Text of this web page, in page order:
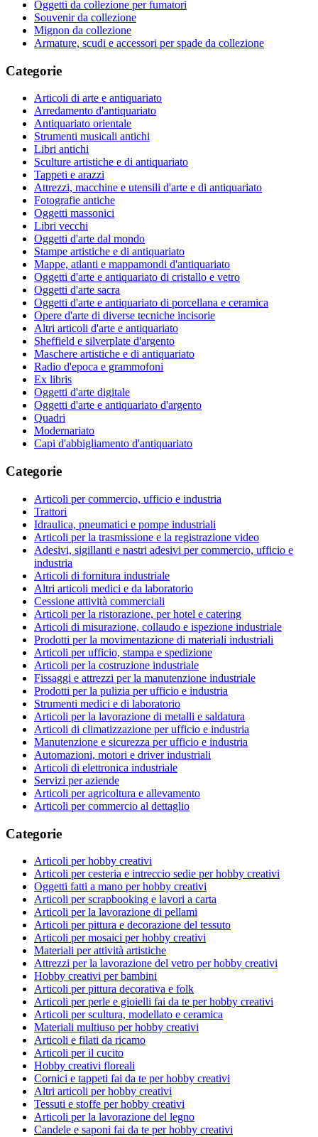
Oggetti da collezione per fumatori
Souvenir da collezione
Mignon da collezione
Armature, scudi e accessori per spade da collezione
Categorie
Articoli di arte e antiquariato
Arredamento d'antiquariato
Antiquariato orientale
Strumenti musicali antichi
Libri antichi
Sculture artistiche e di antiquariato
Tappeti e arazzi
Attrezzi, macchine e utensili d'arte e di antiquariato
Fotografie antiche
Oggetti massonici
Libri vecchi
Oggetti d'arte dal mondo
Stampe artistiche e di antiquariato
Mappe, atlanti e mappamondi d'antiquariato
Oggetti d'arte e antiquariato di cristallo e vetro
Oggetti d'arte sacra
Oggetti d'arte e antiquariato di porcellana e ceramica
Opere d'arte di diverse tecniche incisorie
Altri articoli d'arte e antiquariato
Sheffield e silverplate d'argento
Maschere artistiche e di antiquariato
Radio d'epoca e grammofoni
Ex libris
Oggetti d'arte digitale
Oggetti d'arte e antiquariato d'argento
Quadri
Modernariato
Capi d'abbigliamento d'antiquariato
Categorie
Articoli per commercio, ufficio e industria
Trattori
Idraulica, pneumatici e pompe industriali
Articoli per la trasmissione e la registrazione video
Adesivi, sigillanti e nastri adesivi per commercio, ufficio e
industria
Articoli di fornitura industriale
Altri articoli medici e da laboratorio
Cessione attività commerciali
Articoli per la ristorazione, per hotel e catering
Articoli di misurazione, collaudo e ispezione industriale
Prodotti per la movimentazione di materiali industriali
Articoli per ufficio, stampa e spedizione
Articoli per la costruzione industriale
Fissaggi e attrezzi per la manutenzione industriale
Prodotti per la pulizia per ufficio e industria
Strumenti medici e di laboratorio
Articoli per la lavorazione di metalli e saldatura
Articoli di climatizzazione per ufficio e industria
Manutenzione e sicurezza per ufficio e industria
Automazioni, motori e driver industriali
Articoli di elettronica industriale
Servizi per aziende
Articoli per agricoltura e allevamento
Articoli per commercio al dettaglio
Categorie
Articoli per hobby creativi
Articoli per cesteria e intreccio sedie per hobby creativi
Oggetti fatti a mano per hobby creativi
Articoli per scrapbooking e lavori a carta
Articoli per la lavorazione di pellami
Articoli per pittura e decorazione del tessuto
Articoli per mosaici per hobby creativi
Materiali per attività artistiche
Attrezzi per la lavorazione del vetro per hobby creativi
Hobby creativi per bambini
Articoli per pittura decorativa e folk
Articoli per perle e gioielli fai da te per hobby creativi
Articoli per scultura, modellato e ceramica
Materiali multiuso per hobby creativi
Articoli e filati da ricamo
Articoli per il cucito
Hobby creativi floreali
Cornici e tappeti fai da te per hobby creativi
Altri articoli per hobby creativi
Tessuti e stoffe per hobby creativi
Articoli per la lavorazione del legno
Candele e saponi fai da te per hobby creativi